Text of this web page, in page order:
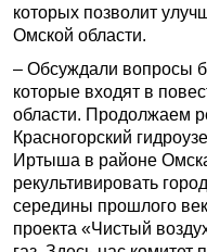
которых позволит
Омской области.
– Обсуждали вопросы
которые входят в
области. Продолжаем
Красногорский
Иртыша в районе
рекультивировать
середины прошлого
проекта «Чистый